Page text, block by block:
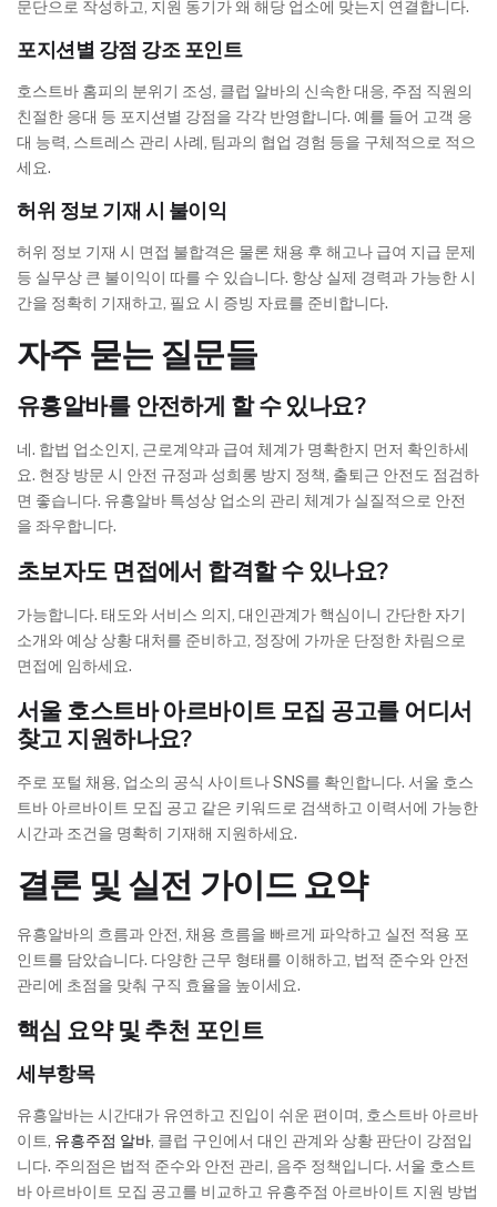
문단으로 작성하고, 지원 동기가 왜 해당 업소에 맞는지 연결합니다.
포지션별 강점 강조 포인트
호스트바 홈피의 분위기 조성, 클럽 알바의 신속한 대응, 주점 직원의
친절한 응대 등 포지션별 강점을 각각 반영합니다. 예를 들어 고객 응
대 능력, 스트레스 관리 사례, 팀과의 협업 경험 등을 구체적으로 적으
세요.
허위 정보 기재 시 불이익
허위 정보 기재 시 면접 불합격은 물론 채용 후 해고나 급여 지급 문제
등 실무상 큰 불이익이 따를 수 있습니다. 항상 실제 경력과 가능한 시
간을 정확히 기재하고, 필요 시 증빙 자료를 준비합니다.
자주 묻는 질문들
유흥알바를 안전하게 할 수 있나요?
네. 합법 업소인지, 근로계약과 급여 체계가 명확한지 먼저 확인하세
요. 현장 방문 시 안전 규정과 성희롱 방지 정책, 출퇴근 안전도 점검하
면 좋습니다. 유흥알바 특성상 업소의 관리 체계가 실질적으로 안전
을 좌우합니다.
초보자도 면접에서 합격할 수 있나요?
가능합니다. 태도와 서비스 의지, 대인관계가 핵심이니 간단한 자기
소개와 예상 상황 대처를 준비하고, 정장에 가까운 단정한 차림으로
면접에 임하세요.
서울 호스트바 아르바이트 모집 공고를 어디서
찾고 지원하나요?
주로 포털 채용, 업소의 공식 사이트나 SNS를 확인합니다. 서울 호스
트바 아르바이트 모집 공고 같은 키워드로 검색하고 이력서에 가능한
시간과 조건을 명확히 기재해 지원하세요.
결론 및 실전 가이드 요약
유흥알바의 흐름과 안전, 채용 흐름을 빠르게 파악하고 실전 적용 포
인트를 담았습니다. 다양한 근무 형태를 이해하고, 법적 준수와 안전
관리에 초점을 맞춰 구직 효율을 높이세요.
핵심 요약 및 추천 포인트
세부항목
유흥알바는 시간대가 유연하고 진입이 쉬운 편이며, 호스트바 아르바
이트, 유흥주점 알바, 클럽 구인에서 대인 관계와 상황 판단이 강점입
니다. 주의점은 법적 준수와 안전 관리, 음주 정책입니다. 서울 호스트
바 아르바이트 모집 공고를 비교하고 유흥주점 아르바이트 지원 방법